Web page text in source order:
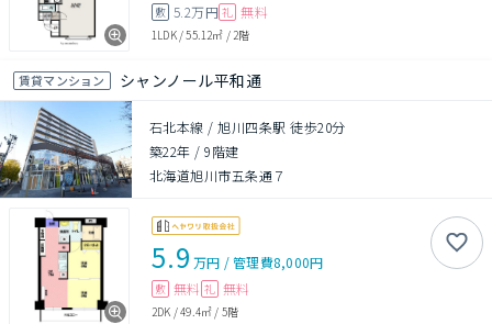
敷 5.2万円 礼 無料
1LDK/55.12㎡ /2階
賃貸マンション シャンノール平和通
石北本線 / 旭川四条駅 徒歩20分
築22年 /9階建
北海道旭川市五条通７
5.9 万円 /管理費8,000円
敷 無料 礼 無料
2DK /49.4㎡ / 5階